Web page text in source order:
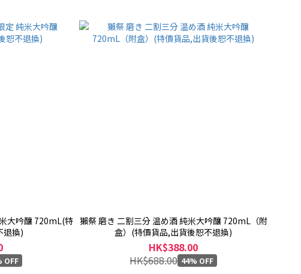
大吟釀 720mL(特
退換)
OFF
獺祭 磨き 二割三分 温め酒 純米大吟釀 720mL（附
盒）(特價貨品,出貨後恕不退換)
HK$388.00
HK$688.00 44% OFF